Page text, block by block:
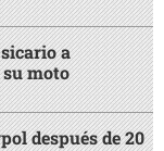
sicario a
moto
después de 20